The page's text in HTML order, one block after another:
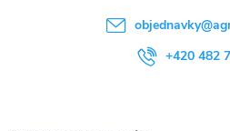
objednavky@
+420 482